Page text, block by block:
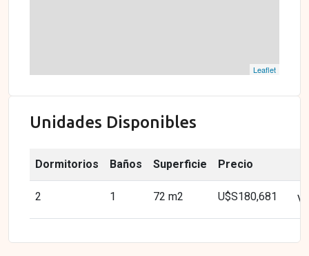
Leaflet
Unidades Disponibles
Dormitorios Baños Superficie Precio
2 1 72 m2 U$S180,681